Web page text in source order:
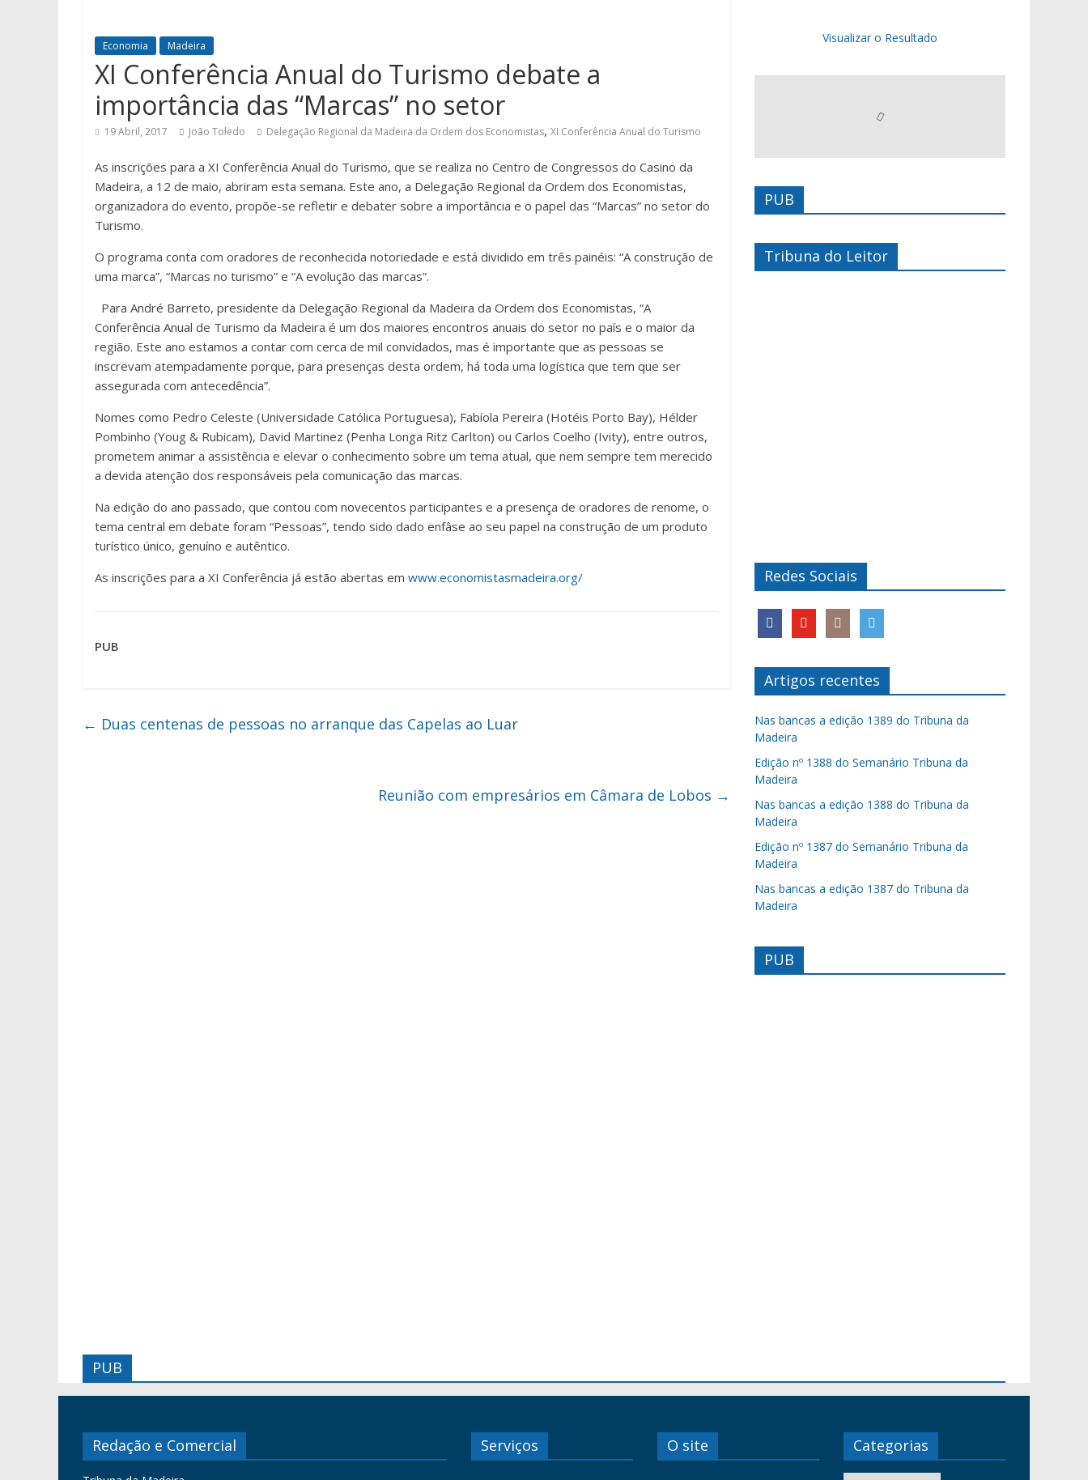
Economia Madeira
XI Conferência Anual do Turismo debate a
importância das “Marcas” no setor
19 Abril, 2017 João Toledo Delegação Regional da Madeira da Ordem dos Economistas, XI Conferência Anual do Turismo
As inscrições para a XI Conferência Anual do Turismo, que se realiza no Centro de Congressos do Casino da
Madeira, a 12 de maio, abriram esta semana. Este ano, a Delegação Regional da Ordem dos Economistas,
organizadora do evento, propõe-se refletir e debater sobre a importância e o papel das “Marcas” no setor do
Turismo.
O programa conta com oradores de reconhecida notoriedade e está dividido em três painéis: “A construção de
uma marca”, “Marcas no turismo” e “A evolução das marcas”.
Para André Barreto, presidente da Delegação Regional da Madeira da Ordem dos Economistas, “A
Conferência Anual de Turismo da Madeira é um dos maiores encontros anuais do setor no país e o maior da
região. Este ano estamos a contar com cerca de mil convidados, mas é importante que as pessoas se
inscrevam atempadamente porque, para presenças desta ordem, há toda uma logística que tem que ser
assegurada com antecedência”.
Nomes como Pedro Celeste (Universidade Católica Portuguesa), Fabíola Pereira (Hotéis Porto Bay), Hélder
Pombinho (Youg & Rubicam), David Martinez (Penha Longa Ritz Carlton) ou Carlos Coelho (Ivity), entre outros,
prometem animar a assistência e elevar o conhecimento sobre um tema atual, que nem sempre tem merecido
a devida atenção dos responsáveis pela comunicação das marcas.
Na edição do ano passado, que contou com novecentos participantes e a presença de oradores de renome, o
tema central em debate foram “Pessoas”, tendo sido dado enfâse ao seu papel na construção de um produto
turístico único, genuíno e autêntico.
As inscrições para a XI Conferência já estão abertas em www.economistasmadeira.org/
PUB
← Duas centenas de pessoas no arranque das Capelas ao Luar
Reunião com empresários em Câmara de Lobos →
Visualizar o Resultado
PUB
Tribuna do Leitor
Redes Sociais
Artigos recentes
Nas bancas a edição 1389 do Tribuna da
Madeira
Edição nº 1388 do Semanário Tribuna da
Madeira
Nas bancas a edição 1388 do Tribuna da
Madeira
Edição nº 1387 do Semanário Tribuna da
Madeira
Nas bancas a edição 1387 do Tribuna da
Madeira
PUB
PUB
Redação e Comercial Serviços O site Categorias